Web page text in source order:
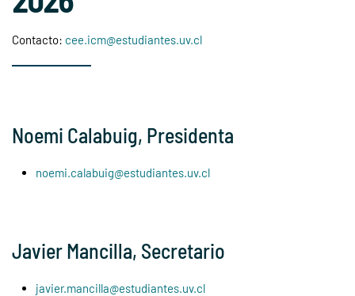
Contacto: cee.icm@estudiantes.uv.cl
Noemi Calabuig, Presidenta
noemi.calabuig@estudiantes.uv.cl
Javier Mancilla, Secretario
javier.mancilla@estudiantes.uv.cl